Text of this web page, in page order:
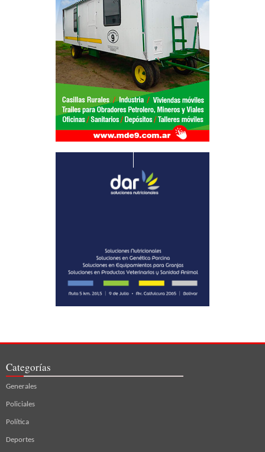
Categorías
Generales
Policiales
Política
Deportes